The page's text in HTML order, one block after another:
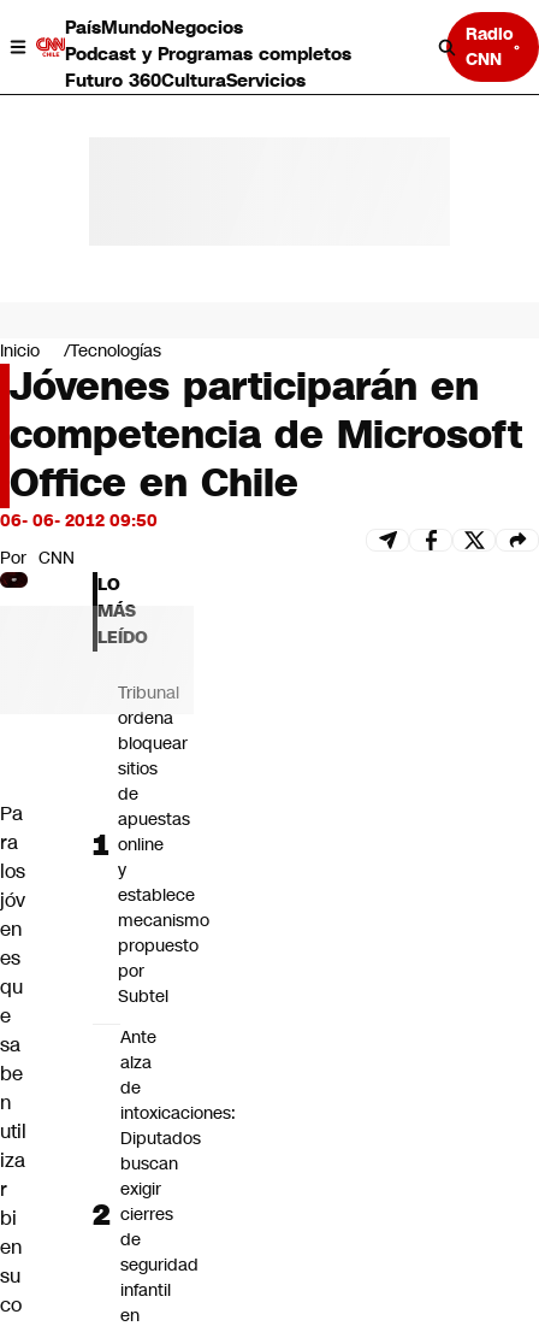
PaísMundoNegocios
Podcast y Programas completos
Futuro 360CulturaServicios
Radio
CNN
Negocios
Deportes
Programas completos
Cultura
Servicios
Bits
CNN tiempo
Futuro 360
Opinión
Inicio Tecnologías
Jóvenes participarán en
competencia de Microsoft
Office en Chile
06- 06- 2012 09:50
Por CNN
Pa
ra
los
jóv
en
es
qu
e
sa
be
n
util
iza
r
bi
en
su
co
LO
MÁS
LEÍDO
Tribunal
ordena
bloquear
sitios
de
apuestas
online
y
establece
mecanismo
propuesto
por
Subtel
Ante
alza
de
intoxicaciones:
Diputados
buscan
exigir
cierres
de
seguridad
infantil
en